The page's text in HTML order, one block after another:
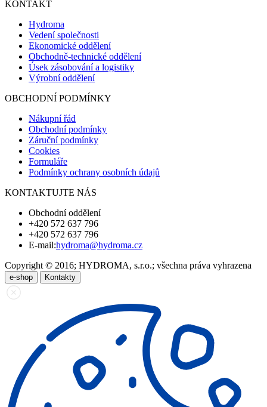
KONTAKT
Hydroma
Vedení společnosti
Ekonomické oddělení
Obchodně-technické oddělení
Úsek zásobování a logistiky
Výrobní oddělení
OBCHODNÍ PODMÍNKY
Nákupní řád
Obchodní podmínky
Záruční podmínky
Cookies
Formuláře
Podmínky ochrany osobních údajů
KONTAKTUJTE NÁS
Obchodní oddělení
+420 572 637 796
+420 572 637 796
E-mail:hydroma@hydroma.cz
Copyright © 2016; HYDROMA, s.r.o.; všechna práva vyhrazena
e-shop Kontakty